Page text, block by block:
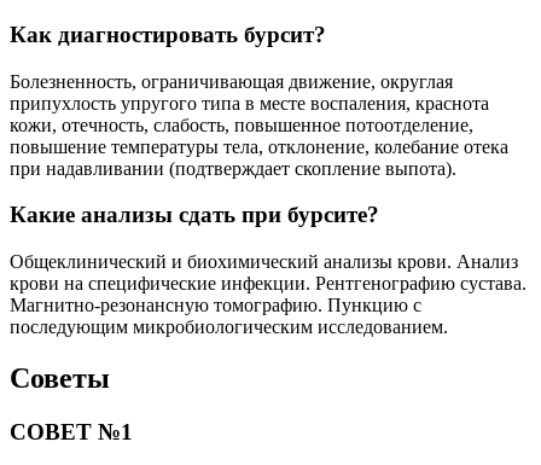
Как диагностировать бурсит?
Болезненность, ограничивающая движение, округлая
припухлость упругого типа в месте воспаления, краснота
кожи, отечность, слабость, повышенное потоотделение,
повышение температуры тела, отклонение, колебание отека
при надавливании (подтверждает скопление выпота).
Какие анализы сдать при бурсите?
Общеклинический и биохимический анализы крови. Анализ
крови на специфические инфекции. Рентгенографию сустава.
Магнитно-резонансную томографию. Пункцию с
последующим микробиологическим исследованием.
Советы
СОВЕТ №1